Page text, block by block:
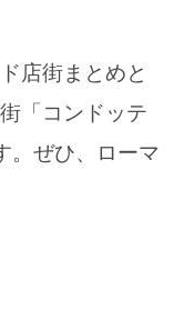
店街まとめと
「コンドッテ
。ぜひ、ローマ